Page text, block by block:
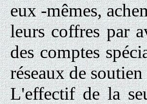
eux -mêmes,
leurs coffres par
des comptes
réseaux de
L'effectif de la